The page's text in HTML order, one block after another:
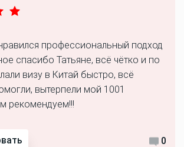
профессиональный подход
спасибо Татьяне, всё чётко и по
визу в Китай быстро, всё
вытерпели мой 1001
рекомендуем!!!
0